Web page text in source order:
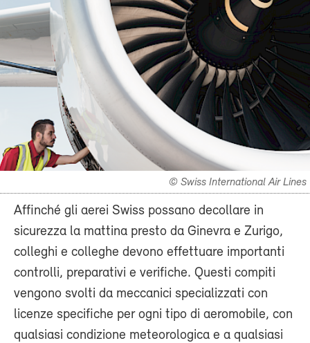
© Swiss International Air Lines
Affinché gli aerei Swiss possano decollare in
sicurezza la mattina presto da Ginevra e Zurigo,
colleghi e colleghe devono effettuare importanti
controlli, preparativi e verifiche. Questi compiti
vengono svolti da meccanici specializzati con
licenze specifiche per ogni tipo di aeromobile, con
qualsiasi condizione meteorologica e a qualsiasi